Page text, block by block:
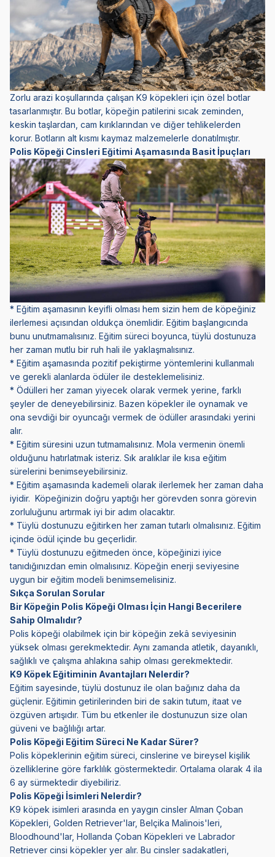
Zorlu arazi koşullarında çalışan K9 köpekleri için özel botlar
tasarlanmıştır. Bu botlar, köpeğin patilerini sıcak zeminden,
keskin taşlardan, cam kırıklarından ve diğer tehlikelerden
korur. Botların alt kısmı kaymaz malzemelerle donatılmıştır.
Polis Köpeği Cinsleri Eğitimi Aşamasında Basit İpuçları
* Eğitim aşamasının keyifli olması hem sizin hem de köpeğiniz
ilerlemesi açısından oldukça önemlidir. Eğitim başlangıcında
bunu unutmamalısınız. Eğitim süreci boyunca, tüylü dostunuza
her zaman mutlu bir ruh hali ile yaklaşmalısınız.
* Eğitim aşamasında pozitif pekiştirme yöntemlerini kullanmalı
ve gerekli alanlarda ödüler ile desteklemelisiniz.
* Ödülleri her zaman yiyecek olarak vermek yerine, farklı
şeyler de deneyebilirsiniz. Bazen köpekler ile oynamak ve
ona sevdiği bir oyuncağı vermek de ödüller arasındaki yerini
alır.
* Eğitim süresini uzun tutmamalısınız. Mola vermenin önemli
olduğunu hatırlatmak isteriz. Sık aralıklar ile kısa eğitim
sürelerini benimseyebilirsiniz.
* Eğitim aşamasında kademeli olarak ilerlemek her zaman daha
iyidir. Köpeğinizin doğru yaptığı her görevden sonra görevin
zorluluğunu artırmak iyi bir adım olacaktır.
* Tüylü dostunuzu eğitirken her zaman tutarlı olmalısınız. Eğitim
içinde ödül içinde bu geçerlidir.
* Tüylü dostunuzu eğitmeden önce, köpeğinizi iyice
tanıdığınızdan emin olmalısınız. Köpeğin enerji seviyesine
uygun bir eğitim modeli benimsemelisiniz.
Sıkça Sorulan Sorular
Bir Köpeğin Polis Köpeği Olması İçin Hangi Becerilere
Sahip Olmalıdır?
Polis köpeği olabilmek için bir köpeğin zekâ seviyesinin
yüksek olması gerekmektedir. Aynı zamanda atletik, dayanıklı,
sağlıklı ve çalışma ahlakına sahip olması gerekmektedir.
K9 Köpek Eğitiminin Avantajları Nelerdir?
Eğitim sayesinde, tüylü dostunuz ile olan bağınız daha da
güçlenir. Eğitimin getirilerinden biri de sakin tutum, itaat ve
özgüven artışıdır. Tüm bu etkenler ile dostunuzun size olan
güveni ve bağlılığı artar.
Polis Köpeği Eğitim Süreci Ne Kadar Sürer?
Polis köpeklerinin eğitim süreci, cinslerine ve bireysel kişilik
özelliklerine göre farklılık göstermektedir. Ortalama olarak 4 ila
6 ay sürmektedir diyebiliriz.
Polis Köpeği İsimleri Nelerdir?
K9 köpek isimleri arasında en yaygın cinsler Alman Çoban
Köpekleri, Golden Retriever'lar, Belçika Malinois'leri,
Bloodhound'lar, Hollanda Çoban Köpekleri ve Labrador
Retriever cinsi köpekler yer alır. Bu cinsler sadakatleri,